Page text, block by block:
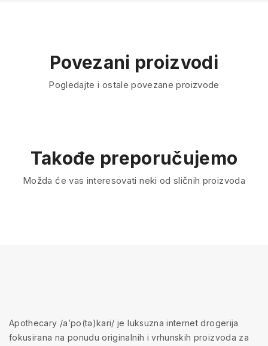
Povezani proizvodi
Pogledajte i ostale povezane proizvode
Takođe preporučujemo
Možda će vas interesovati neki od sličnih proizvoda
Apothecary /a’po(tə)kari/ je luksuzna internet drogerija
fokusirana na ponudu originalnih i vrhunskih proizvoda za